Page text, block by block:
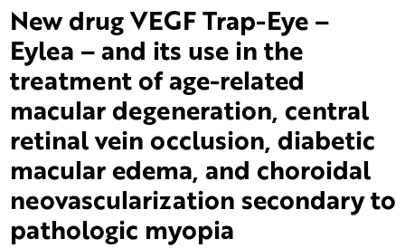
New drug VEGF Trap-Eye –
Eylea – and its use in the
treatment of age-related
macular degeneration, central
retinal vein occlusion, diabetic
macular edema, and choroidal
neovascularization secondary to
pathologic myopia